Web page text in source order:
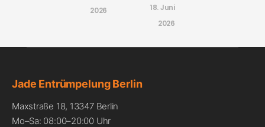
2026
18. Juni
2026
Jade Entrümpelung Berlin
Maxstraße 18, 13347 Berlin
Mo–Sa: 08:00–20:00 Uhr